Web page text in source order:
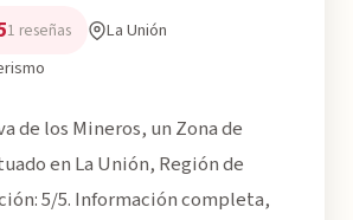
1 reseñas
La Unión
de los Mineros, un Zona de
en La Unión, Región de
5/5. Información completa,